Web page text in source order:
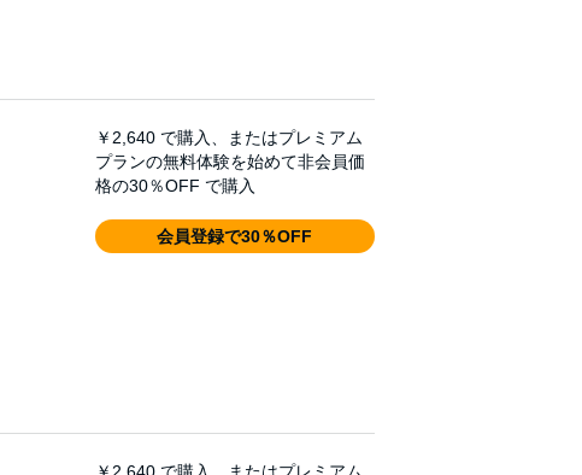
￥2,640 で購入、またはプレミアム
プランの無料体験を始めて非会員価
格の30％OFF で購入
会員登録で30％OFF